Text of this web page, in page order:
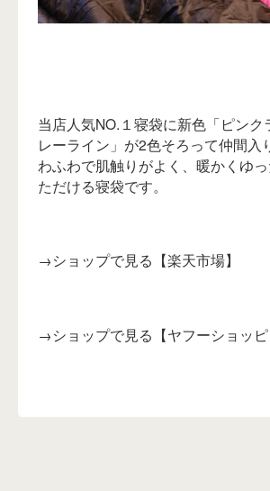
当店人気NO.１寝袋に新色「ピンク
レーライン」が2色そろって仲間入
わふわで肌触りがよく、暖かくゆ
ただける寝袋です。
→ショップで見る【楽天市場】
→ショップで見る【ヤフーショッピ